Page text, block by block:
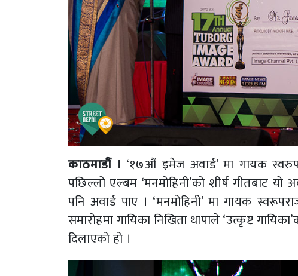
काठमाडौं । ‘१७औं इमेज अवार्ड’ मा गायक
पछिल्लो एल्बम ‘मनमोहिनी’को शीर्ष गीतबाट
पनि अवार्ड पाए । ‘मनमोहिनी’ मा गायक
समारोहमा गायिका निखिता थापाले ‘उत्कृष्ट
दिलाएको हो ।